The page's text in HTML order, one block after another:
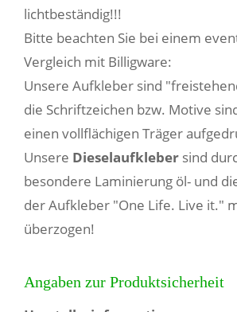
lichtbeständig!!!
Bitte beachten Sie bei einem
Vergleich mit Billigware:
Unsere Aufkleber sind
die Schriftzeichen bzw. Motive
einen vollflächigen Träger
Unsere Dieselaufkleber sind
besondere Laminierung öl- und
der Aufkleber "One Life. Live it."
überzogen!
Angaben zur Produktsicherheit